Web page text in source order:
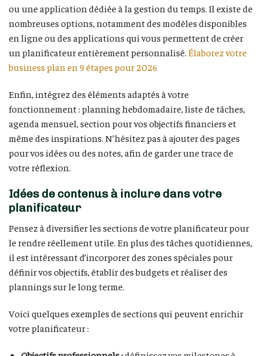
ou une application dédiée à la gestion du temps. Il existe de
nombreuses options, notamment des modèles disponibles
en ligne ou des applications qui vous permettent de créer
un planificateur entièrement personnalisé. Élaborez votre
business plan en 9 étapes pour 2026
Enfin, intégrez des éléments adaptés à votre
fonctionnement : planning hebdomadaire, liste de tâches,
agenda mensuel, section pour vos objectifs financiers et
même des inspirations. N’hésitez pas à ajouter des pages
pour vos idées ou des notes, afin de garder une trace de
votre réflexion.
Idées de contenus à inclure dans votre
planificateur
Pensez à diversifier les sections de votre planificateur pour
le rendre réellement utile. En plus des tâches quotidiennes,
il est intéressant d’incorporer des zones spéciales pour
définir vos objectifs, établir des budgets et réaliser des
plannings sur le long terme.
Voici quelques exemples de sections qui peuvent enrichir
votre planificateur :